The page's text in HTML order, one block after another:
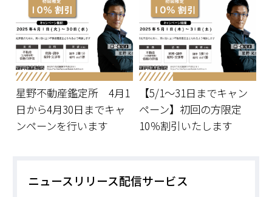
星野不動産鑑定所 4月1
日から4月30日までキャ
ンペーンを行います
【5/1～31日までキャン
ペーン】初回の方限定
10％割引いたします
ニュースリリース配信サービス